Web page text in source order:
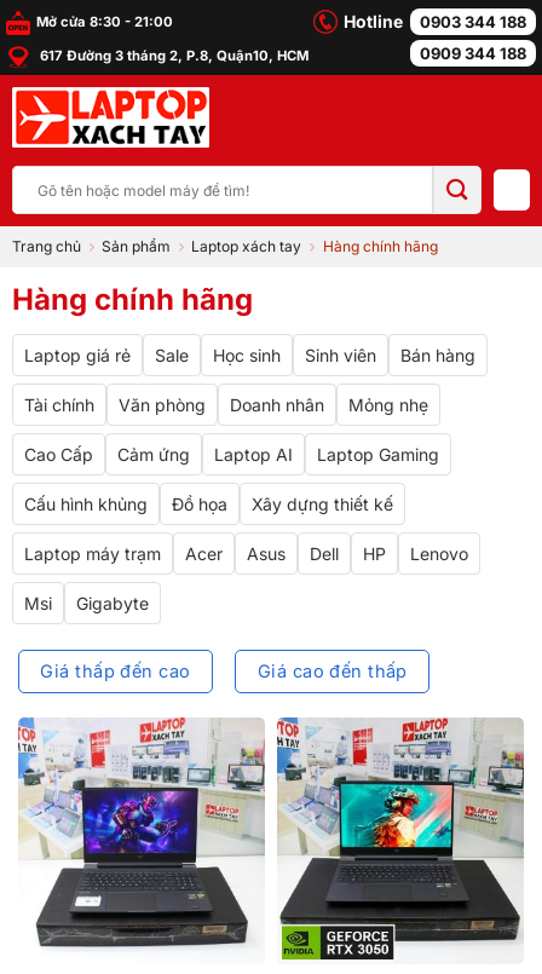
Bỏ
qua
nội
dung
Mở cửa 8:30 - 21:00
617 Đường 3 tháng 2, P.8, Quận10, HCM
Hotline
0903 344 188
0909 344 188
kiếm:
Trang chủ Sản phẩm Laptop xách tay Hàng chính hãng
Hàng chính hãng
Laptop giá rẻ Sale Học sinh Sinh viên Bán hàng
Tài chính Văn phòng Doanh nhân Mỏng nhẹ
Cao Cấp Cảm ứng Laptop AI Laptop Gaming
Cấu hình khủng Đồ họa Xây dựng thiết kế
Laptop máy trạm Acer Asus Dell HP Lenovo
Msi Gigabyte
Giá thấp đến cao Giá cao đến thấp